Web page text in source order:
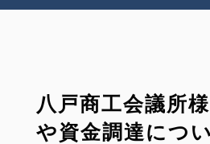
八戸商工会議所
や資金調達につ